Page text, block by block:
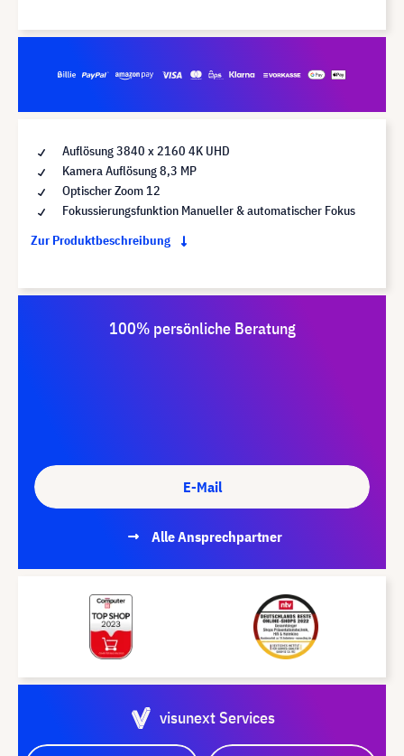
Auflösung 3840 x 2160 4K UHD
Kamera Auflösung 8,3 MP
Optischer Zoom 12
Fokussierungsfunktion Manueller & automatischer Fokus
Zur Produktbeschreibung
100% persönliche Beratung
E-Mail
Alle Ansprechpartner
visunext Services